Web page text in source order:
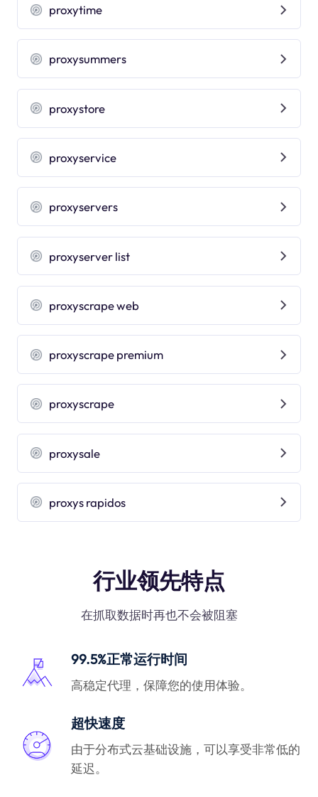
proxytime
proxysummers
proxystore
proxyservice
proxyservers
proxyserver list
proxyscrape web
proxyscrape premium
proxyscrape
proxysale
proxys rapidos
行业领先特点
在抓取数据时再也不会被阻塞
99.5%正常运行时间
高稳定代理，保障您的使用体验。
超快速度
由于分布式云基础设施，可以享受非常低的
延迟。